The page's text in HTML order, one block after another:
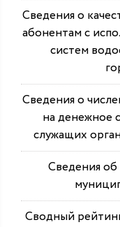
Сведения о
абонентам с
систем
Сведения о
на денежное
служащих
Сведения
Сводный